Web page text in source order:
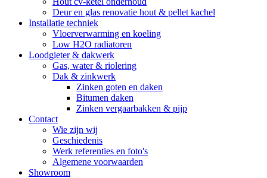
Deur en glas renovatie hout & pellet kachel
Installatie techniek
Vloerverwarming en koeling
Low H2O radiatoren
Loodgieter & dakwerk
Gas, water & riolering
Dak & zinkwerk
Zinken goten en daken
Bitumen daken
Zinken vergaarbakken & pijp
Contact
Wie zijn wij
Geschiedenis
Werk referenties en foto's
Algemene voorwaarden
Showroom